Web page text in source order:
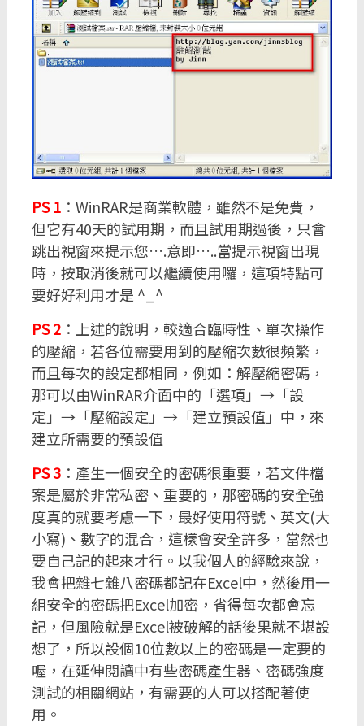
PS 1：WinRAR是商業軟體，雖然不是免費，
但它有40天的試用期，而且試用期過後，只會
跳出視窗來提示您….意即…..當提示視窗出現
時，按取消後就可以繼續使用囉，這項特點可
要好好利用才是 ^_^
PS 2：上述的說明，較適合臨時性、單次操作
的壓縮，若各位需要用到的壓縮次數很頻繁，
而且每次的設定都相同，例如：解壓縮密碼，
那可以由WinRAR介面中的「選項」→「設
定」→「壓縮設定」→「建立預設值」中，來
建立所需要的預設值
PS 3：產生一個安全的密碼很重要，若文件檔
案是屬於非常私密、重要的，那密碼的安全強
度真的就要考慮一下，最好使用符號、英文(大
小寫)、數字的混合，這樣會安全許多，當然也
要自己記的起來才行。以我個人的經驗來說，
我會把雜七雜八密碼都記在Excel中，然後用一
組安全的密碼把Excel加密，省得每次都會忘
記，但風險就是Excel被破解的話後果就不堪設
想了，所以設個10位數以上的密碼是一定要的
喔，在延伸閱讀中有些密碼產生器、密碼強度
測試的相關網站，有需要的人可以搭配著使
用。